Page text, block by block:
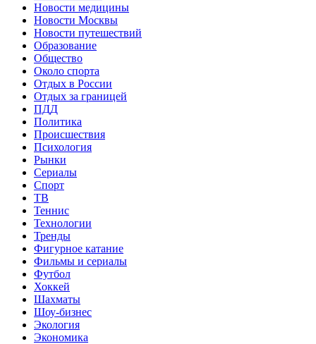
Новости медицины
Новости Москвы
Новости путешествий
Образование
Общество
Около спорта
Отдых в России
Отдых за границей
ПДД
Политика
Происшествия
Психология
Рынки
Сериалы
Спорт
ТВ
Теннис
Технологии
Тренды
Фигурное катание
Фильмы и сериалы
Футбол
Хоккей
Шахматы
Шоу-бизнес
Экология
Экономика